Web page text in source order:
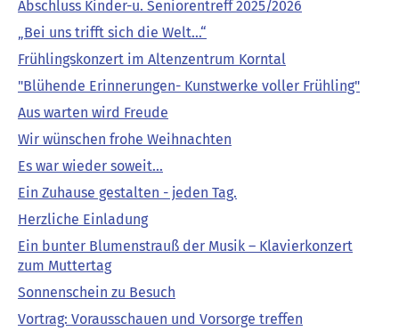
Abschluss Kinder-u. Seniorentreff 2025/2026
„Bei uns trifft sich die Welt…“
Frühlingskonzert im Altenzentrum Korntal
"Blühende Erinnerungen- Kunstwerke voller Frühling"
Aus warten wird Freude
Wir wünschen frohe Weihnachten
Es war wieder soweit...
Ein Zuhause gestalten - jeden Tag.
Herzliche Einladung
Ein bunter Blumenstrauß der Musik – Klavierkonzert
zum Muttertag
Sonnenschein zu Besuch
Vortrag: Vorausschauen und Vorsorge treffen